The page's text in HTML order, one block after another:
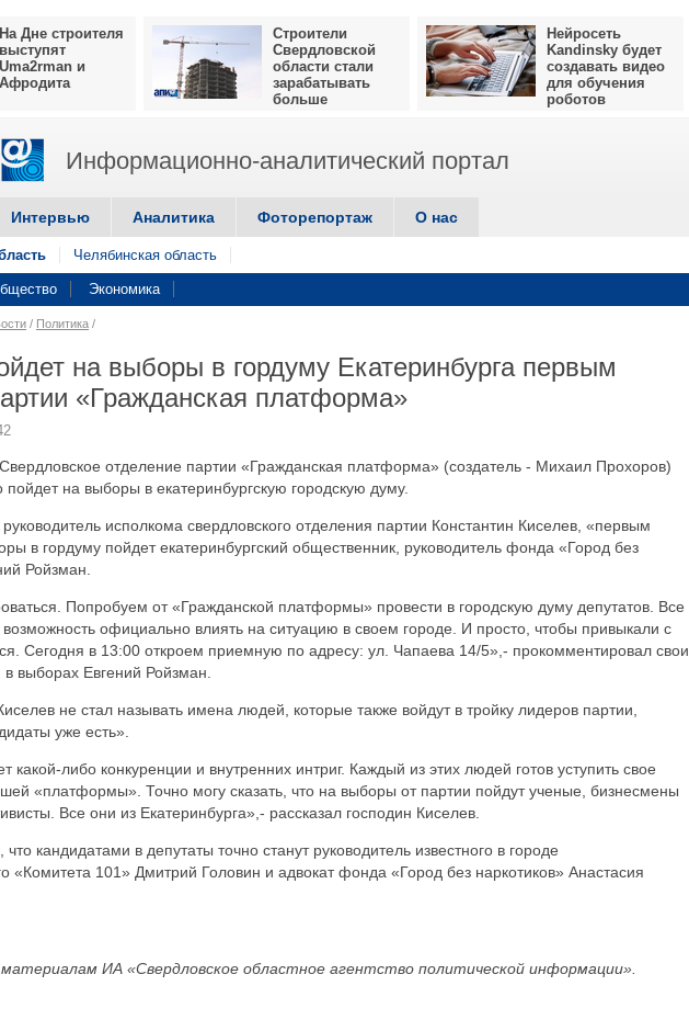
На Дне строителя
выступят
Uma2rman и
Афродита
Строители
Свердловской
области стали
зарабатывать
больше
Нейросеть
Kandinsky будет
создавать видео
для обучения
роботов
Информационно-аналитический портал
Интервью Аналитика Фоторепортаж О нас
Челябинская область
Экономика
/ Политика /
на выборы в гордуму Екатеринбурга первым
«Гражданская платформа»
. Свердловское отделение партии «Гражданская платформа» (создатель - Михаил Прохоров)
пойдет на выборы в екатеринбургскую городскую думу.
исполкома свердловского отделения партии Константин Киселев, «первым
в гордуму пойдет екатеринбургский общественник, руководитель фонда «Город без
Ройзман.
Попробуем от «Гражданской платформы» провести в городскую думу депутатов. Все
официально влиять на ситуацию в своем городе. И просто, чтобы привыкали с
Сегодня в 13:00 откроем приемную по адресу: ул. Чапаева 14/5»,- прокомментировал свои
выборах Евгений Ройзман.
не стал называть имена людей, которые также войдут в тройку лидеров партии,
уже есть».
какой-либо конкуренции и внутренних интриг. Каждый из этих людей готов уступить свое
«платформы». Точно могу сказать, что на выборы от партии пойдут ученые, бизнесмены
Все они из Екатеринбурга»,- рассказал господин Киселев.
кандидатами в депутаты точно станут руководитель известного в городе
«Комитета 101» Дмитрий Головин и адвокат фонда «Город без наркотиков» Анастасия
ИА «Свердловское областное агентство политической информации».